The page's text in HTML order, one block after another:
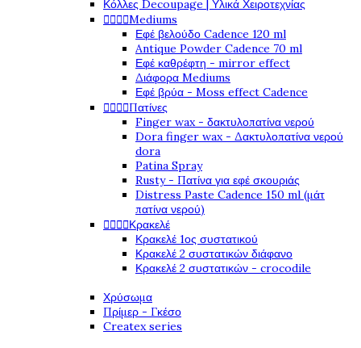
Κόλλες Decoupage | Υλικά Χειροτεχνίας
Mediums
Εφέ βελούδο Cadence 120 ml
Antique Powder Cadence 70 ml
Εφέ καθρέφτη - mirror effect
Διάφορα Mediums
Εφέ βρύα - Moss effect Cadence
Πατίνες
Finger wax - δακτυλοπατίνα νερού
Dora finger wax - Δακτυλοπατίνα νερού
dora
Patina Spray
Rusty - Πατίνα για εφέ σκουριάς
Distress Paste Cadence 150 ml (μάτ
πατίνα νερού)
Κρακελέ
Κρακελέ 1ος συστατικού
Κρακελέ 2 συστατικών διάφανο
Κρακελέ 2 συστατικών - crocodile
Χρύσωμα
Πρίμερ - Γκέσο
Createx series